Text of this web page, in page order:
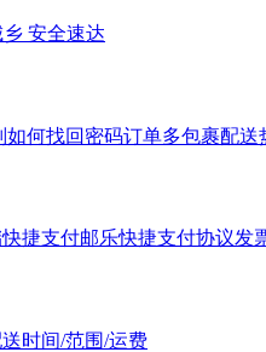
安全速达
如何找回密码订单多包裹配送
捷支付邮乐快捷支付协议发
时间/范围/运费